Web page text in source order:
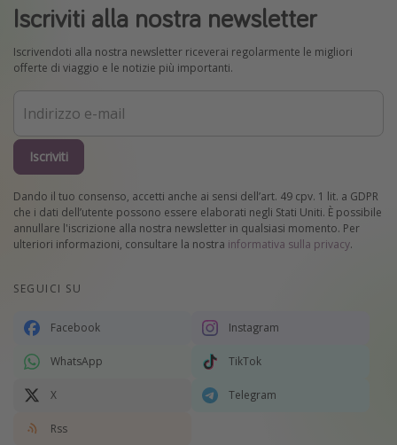
Iscriviti alla nostra newsletter
Iscrivendoti alla nostra newsletter riceverai regolarmente le migliori
offerte di viaggio e le notizie più importanti.
Iscriviti
Dando il tuo consenso, accetti anche ai sensi dell’art. 49 cpv. 1 lit. a GDPR
che i dati dell’utente possono essere elaborati negli Stati Uniti. È possibile
annullare l'iscrizione alla nostra newsletter in qualsiasi momento. Per
ulteriori informazioni, consultare la nostra informativa sulla privacy.
SEGUICI SU
Facebook Instagram
WhatsApp TikTok
X Telegram
Rss